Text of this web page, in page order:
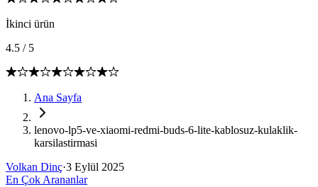
İkinci ürün
4.5 / 5
Ana Sayfa
lenovo-lp5-ve-xiaomi-redmi-buds-6-lite-kablosuz-kulaklik-
karsilastirmasi
Volkan Dinç·3 Eylül 2025
En Çok Arananlar